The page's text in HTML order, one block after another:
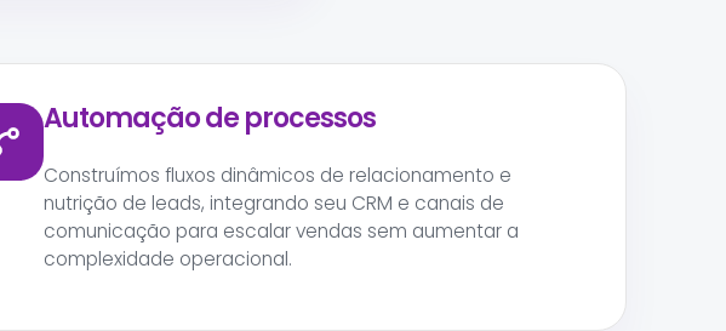
Automação de processos
Construímos fluxos dinâmicos de relacionamento e
nutrição de leads, integrando seu CRM e canais de
comunicação para escalar vendas sem aumentar a
complexidade operacional.